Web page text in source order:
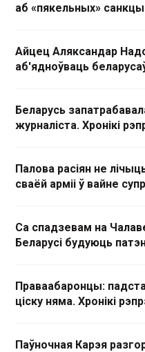
аб «пякельных»
Айцец Аляксандар
аб'ядноўваць
Беларусь
журналіста. Хронікі
Палова расіян не
сваёй арміі ў вайне
Са спадзевам на
Беларусі будуюць
Праваабаронцы:
ціску няма. Хронікі
Паўночная Карэя